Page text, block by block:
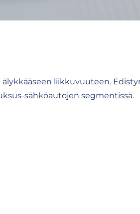
liikkuvuuteen.
sähköautojen segmentissä.